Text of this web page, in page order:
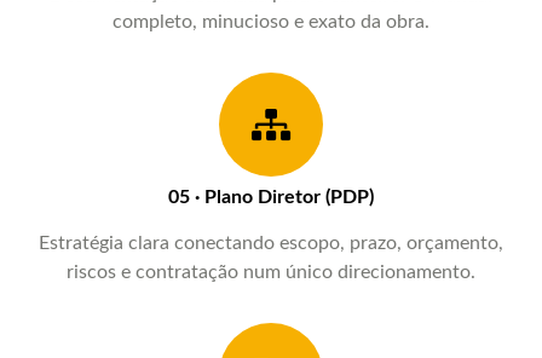
completo, minucioso e exato da obra.
05 · Plano Diretor (PDP)
Estratégia clara conectando escopo, prazo, orçamento,
riscos e contratação num único direcionamento.